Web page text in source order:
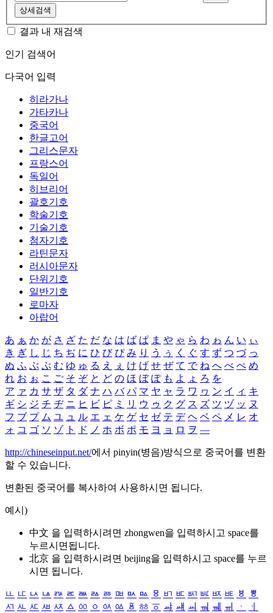
상세검색
결과 내 재검색
인기 검색어
다국어 입력
히라가나
가타카나
중국어
한글고어
그리스문자
프랑스어
독일어
히브리어
괄호기호
학술기호
기술기호
첨자기호
라틴문자
러시아문자
단위기호
일반기호
로마자
아랍어
あ ぁ か が さ ざ た だ な は ば ぱ ま や ゃ ら わ ゎ ん い ぃ
き ぎ し じ ち ぢ に ひ び ぴ み り う ぅ く ぐ す ず つ づ っ
ぬ ふ ぶ ぷ む ゆ ゅ る え ぇ け げ せ ぜ て で ね へ べ ぺ め
れ お ぉ こ ご そ ぞ と ど の ほ ぼ ぽ も よ ょ ろ を
ア ァ カ サ ザ タ ダ ナ ハ バ パ マ ヤ ャ ラ ワ ヮ ン イ ィ キ
ギ シ ジ チ ヂ ニ ヒ ビ ピ ミ リ ウ ゥ ク グ ス ズ ツ ヅ ッ ヌ
フ ブ プ ム ユ ュ ル エ ェ ケ ゲ セ ゼ テ デ ヘ ベ ペ メ レ オ
ォ コ ゴ ソ ゾ ト ド ノ ホ ボ ポ モ ヨ ョ ロ ヲ ―
http://chineseinput.net/에서 pinyin(병음)방식으로 중국어를 변환
할 수 있습니다.
변환된 중국어를 복사하여 사용하시면 됩니다.
예시)
中文 을 입력하시려면 zhongwen을 입력하시고 space를
누르시면됩니다.
北京 을 입력하시려면 beijing을 입력하시고 space를 누르
시면 됩니다.
ㅥ ㅦ ㅧ ㅨ ㅩ ㅪ ㅫ ㅬ ㅭ ㅮ ㅯ ㅰ ㅱ ㅲ ㅳ ㅴ ㅵ ㅶ ㅷ ㅸ
ㅹ
ㅺ ㅻ ㅼ ㅽ ㅾ ㅿ ㆀ ㆁ ㆂ ㆃ ㆄ ㆅ ㆆ ㆇ ㆈ ㆉ ㆊ ㆋ ㆌ ㆍ
ㆎ